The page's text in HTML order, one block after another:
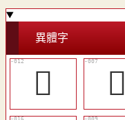
異體字
󵺩 󵺤